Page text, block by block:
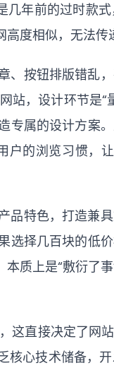
年前的过时款
度相似，无法传
按钮排版错乱
，设计环节是
属的设计方案
的浏览习惯，
特色，打造兼
择几百块的低
质上是“敷衍了
直接决定了网
心技术储备，